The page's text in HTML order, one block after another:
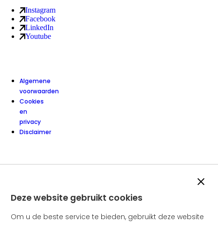
Deze website gebruikt cookies
Om u de beste service te bieden, gebruikt deze website
Sociale media kanalen
Instagram
van Amstelring ledenservice (externe link)
Facebook
van Amstelring ledenservice (externe link)
LinkedIn
van Amstelring ledenservice (externe link)
Youtube
van Amstelring ledenservice (externe link)
Algemene
voorwaarden
Cookies
en
privacy
Disclaimer